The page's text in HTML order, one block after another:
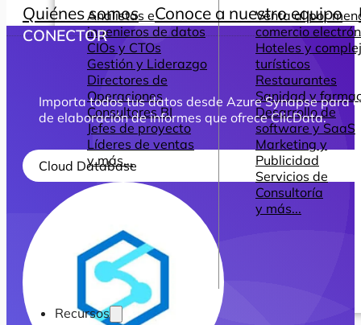
Analistas e
ingenieros de datos
CIOs y CTOs
Gestión y Liderazgo
Directores de
Operaciones
Consultores BI
Jefes de proyecto
Líderes de ventas
y más...
Venta al por
comercio
Hoteles y
turísticos
Restaurantes
Sanidad y
Desarrollo de
software y SaaS
Marketing y
Publicidad
Servicios de
Consultoría
y más...
Recursos
Quiénes somos Conoce a nuestro equipo
CONECTOR
Importa todos tus datos desde Azure Synapse para
de elaboración de informes que ofrece ClicData.
Cloud Database